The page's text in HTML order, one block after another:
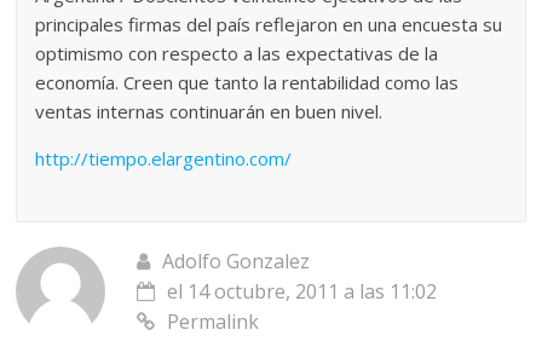
principales firmas del país reflejaron en una encuesta su
optimismo con respecto a las expectativas de la
economía. Creen que tanto la rentabilidad como las
ventas internas continuarán en buen nivel.
http://tiempo.elargentino.com/
Adolfo Gonzalez
el 14 octubre, 2011 a las 11:02
Permalink